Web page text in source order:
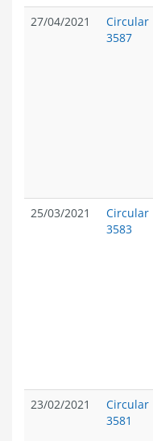
27/04/2021
Circular
3587
25/03/2021
Circular
3583
23/02/2021
Circular
3581